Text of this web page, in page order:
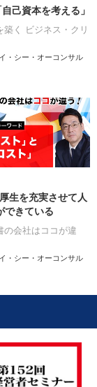
己資本を考える」
築く ビジネス・クリ
・シー・オーコンサル
生を充実させて人
できている
の会社はココが違
・シー・オーコンサル